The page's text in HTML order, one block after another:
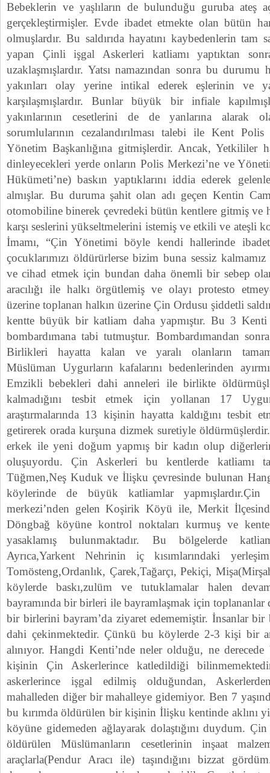
Bebeklerin ve yaşlıların de bulunduğu guruba ateş
gerçekleştirmişler. Evde ibadet etmekte olan bütün
olmuşlardır. Bu saldırıda hayatını kaybedenlerin tam
yapan Çinli işgal Askerleri katliamı yaptıktan
uzaklaşmışlardır. Yatsı namazından sonra bu durumu
yakınları olay yerine intikal ederek eşlerinin ve
karşılaşmışlardır. Bunlar büyük bir infiale
yakınlarının cesetlerini de de yanlarına alarak
sorumlularının cezalandırılması talebi ile Kent
Yönetim Başkanlığına gitmişlerdir. Ancak, Yetkililer
dinleyecekleri yerde onların Polis Merkezi’ne ve
Hükümeti’ne) baskın yaptıklarını iddia ederek
almışlar. Bu duruma şahit olan adı geçen Kentin
otomobiline binerek çevredeki bütün kentlere gitmiş ve
karşı seslerini yükseltmelerini istemiş ve etkili ve ateşli
İmamı, “Çin Yönetimi böyle kendi hallerinde ibadet
çocuklarımızı öldürürlerse bizim buna sessiz
ve cihad etmek için bundan daha önemli bir sebep
aracılığı ile halkı örgütlemiş ve olayı protesto
üzerine toplanan halkın üzerine Çin Ordusu şiddetli
kentte büyük bir katliam daha yapmıştır. Bu 3
bombardımana tabi tutmuştur. Bombardımandan
Birlikleri hayatta kalan ve yaralı olanların
Müslüman Uygurların kafalarını bedenlerinden
Emzikli bebekleri dahi anneleri ile birlikte
kalmadığını tesbit etmek için yollanan 17
araştırmalarında 13 kişinin hayatta kaldığını tesbit
getirerek orada kurşuna dizmek suretiyle
erkek ile yeni doğum yapmış bir kadın olup
oluşuyordu. Çin Askerleri bu kentlerde katliamı
Tüğmen,Neş Kuduk ve İlişku çevresinde bulunan
köylerinde de büyük katliamlar yapmışlardır.Çin
merkezi’nden gelen Koşirik Köyü ile, Merkit
Döngbağ köyüne kontrol noktaları kurmuş ve kente
yasaklamış bulunmaktadır. Bu bölgelerde
Ayrıca,Yarkent Nehrinin iç kısımlarındaki
Tomösteng,Ordanlık, Çarek,Tağarçı, Pekiçi,
köylerde baskı,zulüm ve tutuklamalar halen
bayramında bir birleri ile bayramlaşmak için toplananlar
bir birlerini bayram’da ziyaret edememiştir. İnsanlar bir
dahi çekinmektedir. Çünkü bu köylerde 2-3 kişi bir
alınıyor. Hangdi Kenti’nde neler olduğu, ne
kişinin Çin Askerlerince katledildiği
askerlerince işgal edilmiş olduğundan,
mahalleden diğer bir mahalleye gidemiyor. Ben 7
bu kırımda öldürülen bir kişinin İlişku kentinde aklını
köyüne gidemeden ağlayarak dolaştığını duydum.
öldürülen Müslümanların cesetlerinin inşaat
araçlarla(Pendur Aracı ile) taşındığını bizzat